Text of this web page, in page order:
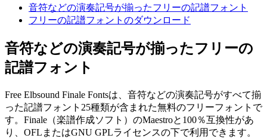
音符などの演奏記号が揃ったフリーの記譜フォント
フリーの記譜フォントのダウンロード
音符などの演奏記号が揃ったフリーの
記譜フォント
Free Elbsound Finale Fontsは、音符などの演奏記号がすべて揃
った記譜フォント25種類が含まれた無料のフリーフォントで
す。Finale（楽譜作成ソフト）のMaestroと100％互換性があ
り、OFLまたはGNU GPLライセンスの下で利用できます。